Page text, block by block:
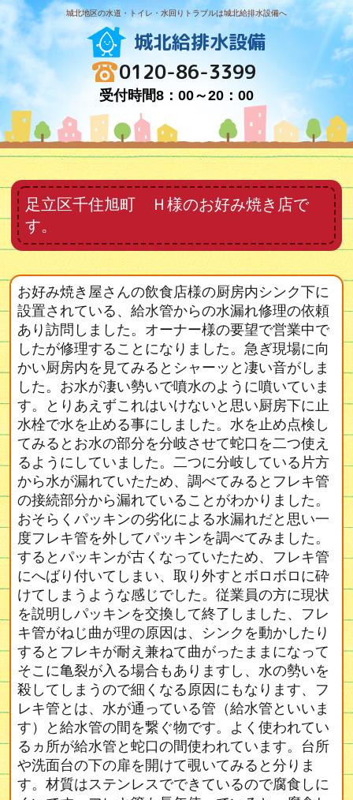
城北地区の水道・トイレ・水回りトラブルは城北給排水設備へ
城北給排水設備
0120-86-3399
受付時間8：00～20：00
足立区千住旭町 Ｈ様のお好み焼き店で
す。
お好み焼き屋さんの飲食店様の厨房内シンク下に
設置されている、給水管からの水漏れ修理の依頼
あり訪問しました。オーナー様の要望で営業中で
したが修理することになりました。急ぎ現場に向
かい厨房内を見てみるとシャーッと凄い音がしま
した。お水が凄い勢いで噴水のように噴いていま
す。とりあえずこれはいけないと思い厨房下に止
水栓で水を止める事にしました。水を止め点検し
てみるとお水の部分を分岐させて蛇口を二つ使え
るようにしていました。二つに分岐している片方
から水が漏れていたため、調べてみるとフレキ管
の接続部分から漏れていることがわかりました。
おそらくパッキンの劣化による水漏れだと思い一
度フレキ管を外してパッキンを調べてみました。
するとパッキンが古くなっていたため、フレキ管
にへばり付いてしまい、取り外すとボロボロに砕
けてしまうような感じでした。従業員の方に現状
を説明しパッキンを交換して終了しました、フレ
キ管がねじ曲が理の原因は、シンクを動かしたり
するとフレキが耐え兼ねて曲がったままになって
そこに亀裂が入る場合もありますし、水の勢いを
殺してしまうので細くなる原因にもなります、フ
レキ管とは、水が通っている管（給水管といいま
す）と給水管の間を繋ぐ物です。よく使われてい
るヵ所が給水管と蛇口の間使われています。台所
や洗面台の下の扉を開けて覗いてみると分りま
す。材質はステンレスでできているので腐食しに